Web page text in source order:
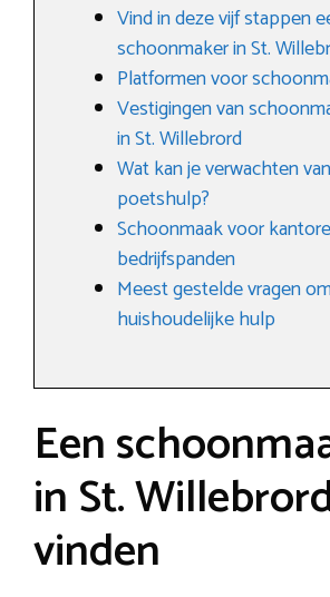
Vind in deze vijf stappen
schoonmaker in St.
Platformen voor
Vestigingen van
in St. Willebrord
Wat kan je verwachten
poetshulp?
Schoonmaak voor
bedrijfspanden
Meest gestelde vragen
huishoudelijke hulp
Een
in St.
vinden